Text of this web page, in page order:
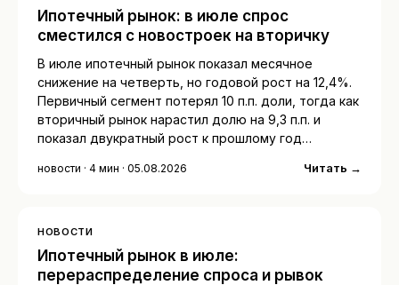
Ипотечный рынок: в июле спрос
сместился с новостроек на вторичку
В июле ипотечный рынок показал месячное
снижение на четверть, но годовой рост на 12,4%.
Первичный сегмент потерял 10 п.п. доли, тогда как
вторичный рынок нарастил долю на 9,3 п.п. и
показал двукратный рост к прошлому год…
новости · 4 мин · 05.08.2026 Читать →
НОВОСТИ
Ипотечный рынок в июле:
перераспределение спроса и рывок